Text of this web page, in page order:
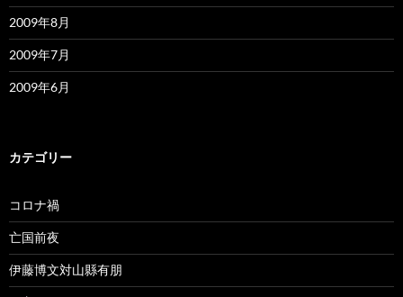
2009年8月
2009年7月
2009年6月
カテゴリー
コロナ禍
亡国前夜
伊藤博文対山縣有朋